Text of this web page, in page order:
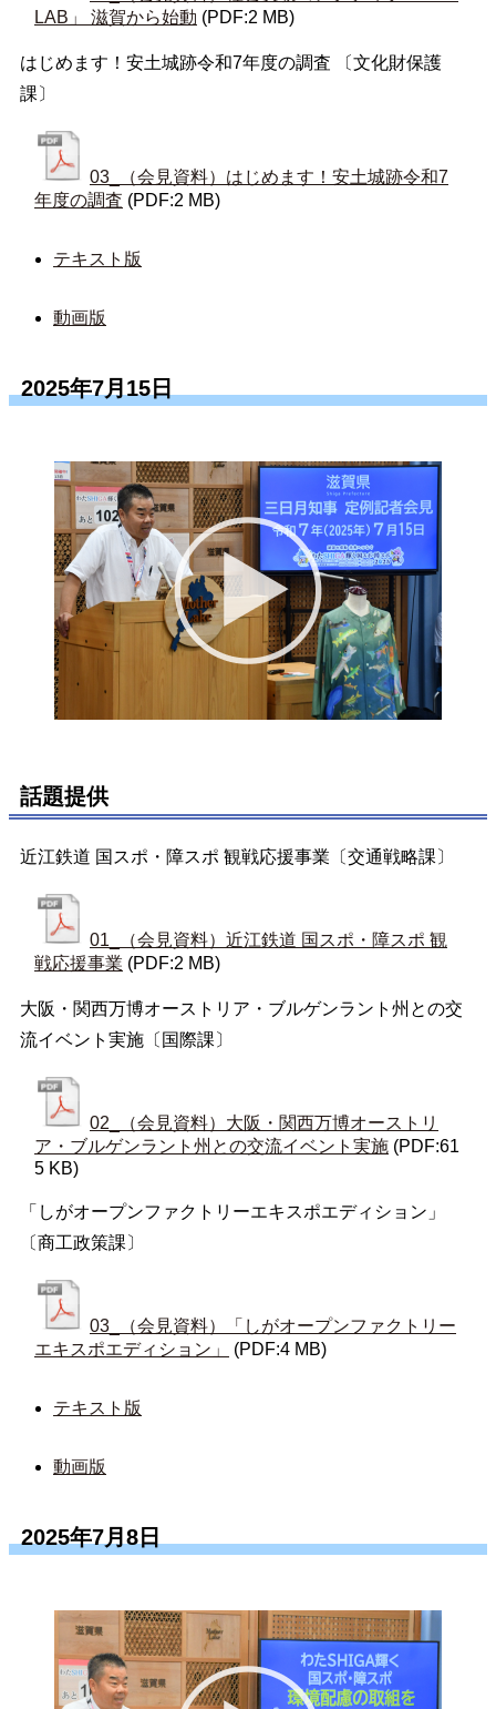
LAB」 滋賀から始動 (PDF:2 MB)
はじめます！安土城跡令和7年度の調査 〔文化財保護
課〕
03_（会見資料）はじめます！安土城跡令和7
年度の調査 (PDF:2 MB)
テキスト版
動画版
2025年7月15日
話題提供
近江鉄道 国スポ・障スポ 観戦応援事業〔交通戦略課〕
01_（会見資料）近江鉄道 国スポ・障スポ 観
戦応援事業 (PDF:2 MB)
大阪・関西万博オーストリア・ブルゲンラント州との交
流イベント実施〔国際課〕
02_（会見資料）大阪・関西万博オーストリ
ア・ブルゲンラント州との交流イベント実施 (PDF:61
5 KB)
「しがオープンファクトリーエキスポエディション」
〔商工政策課〕
03_（会見資料）「しがオープンファクトリー
エキスポエディション」
(PDF:4 MB)
テキスト版
動画版
2025年7月8日